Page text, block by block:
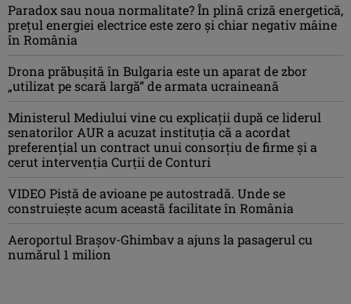
Paradox sau noua normalitate? În plină criză energetică,
prețul energiei electrice este zero și chiar negativ mâine
în România
Drona prăbuşită în Bulgaria este un aparat de zbor
„utilizat pe scară largă” de armata ucraineană
Ministerul Mediului vine cu explicații după ce liderul
senatorilor AUR a acuzat instituția că a acordat
preferențial un contract unui consorțiu de firme și a
cerut intervenția Curții de Conturi
VIDEO Pistă de avioane pe autostradă. Unde se
construiește acum această facilitate în România
Aeroportul Brașov-Ghimbav a ajuns la pasagerul cu
numărul 1 milion